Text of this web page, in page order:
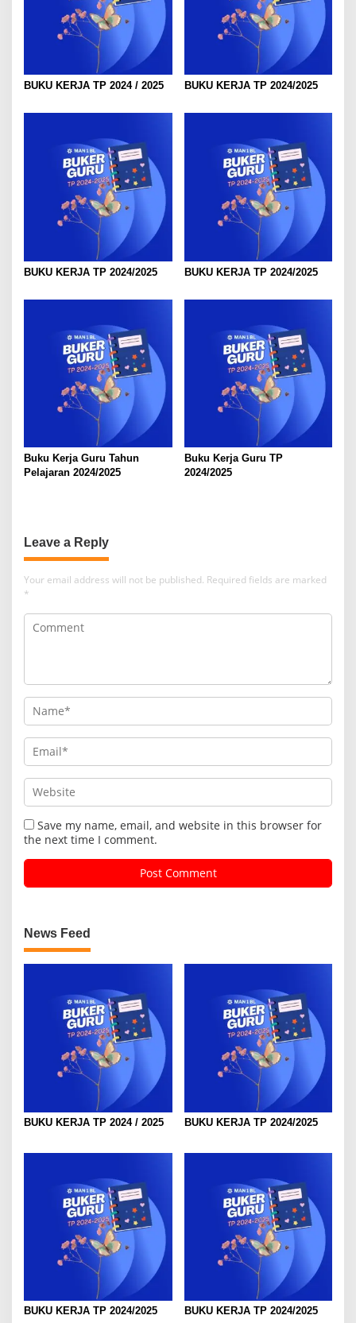
iBUKU KERJA TP 2024 / 2025 BUKU KERJA TP 2024/2025
BUKU KERJA TP 2024/2025 BUKU KERJA TP 2024/2025
Buku Kerja Guru Tahun
Pelajaran 2024/2025
Buku Kerja Guru TP
2024/2025
Leave a Reply
Your email address will not be published. Required fields are marked
*
Save my name, email, and website in this browser for
the next time I comment.
News Feed
BUKU KERJA TP 2024 / 2025 BUKU KERJA TP 2024/2025
BUKU KERJA TP 2024/2025 BUKU KERJA TP 2024/2025